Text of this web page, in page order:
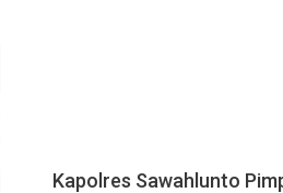
Kapolres Sawahlunto